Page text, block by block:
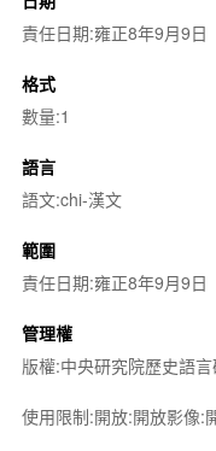
責任日期:雍正8年9月9日
格式
數量:1
語言
語文:chi-漢文
範圍
責任日期:雍正8年9月9日
管理權
版權:中央研究院歷史語
使用限制:開放:開放影像: